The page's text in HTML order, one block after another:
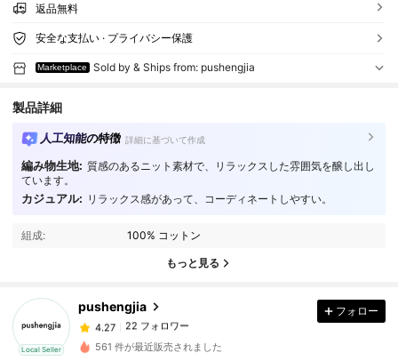
返品無料
安全な支払い · プライバシー保護
Marketplace Sold by & Ships from: pushengjia
製品詳細
人工知能の特徴 詳細に基づいて作成
編み物生地: 質感のあるニット素材で、リラックスした雰囲気を醸し出し
ています。
カジュアル: リラックス感があって、コーディネートしやすい。
組成: 100% コットン
もっと見る
Local Seller
pushengjia
4.27 22 フォロワー
22 フォロワー
22 フォロワー
22 フォロワー
w***h が1日前 にフォローしました
4.27
22 フォロワー
フォロー
561 件が最近販売されました